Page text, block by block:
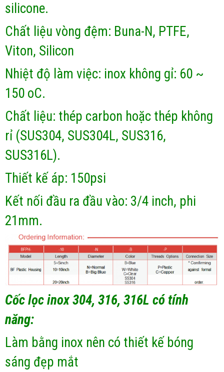
silicone.
Chất liệu vòng đệm: Buna-N, PTFE,
Viton, Silicon
Nhiệt độ làm việc: inox không gỉ: 60 ~
150 oC.
Chất liệu: thép carbon hoặc thép không
rỉ (SUS304, SUS304L, SUS316,
SUS316L).
Thiết kế áp: 150psi
Kết nối đầu ra đầu vào: 3/4 inch, phi
21mm.
Cốc lọc inox 304, 316, 316L có tính
năng:
Làm bằng inox nên có thiết kế bóng
sáng đẹp mắt